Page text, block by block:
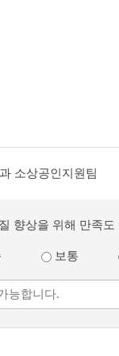
소상공인지원팀
향상을 위해 만족
보통